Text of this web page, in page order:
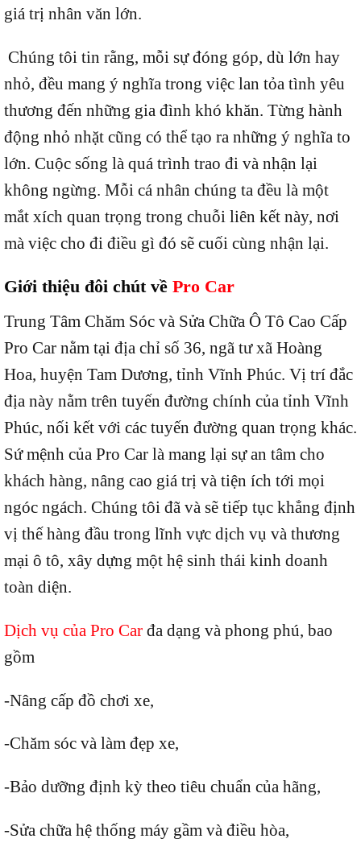
giá trị nhân văn lớn.
Chúng tôi tin rằng, mỗi sự đóng góp, dù lớn hay
nhỏ, đều mang ý nghĩa trong việc lan tỏa tình yêu
thương đến những gia đình khó khăn. Từng hành
động nhỏ nhặt cũng có thể tạo ra những ý nghĩa to
lớn. Cuộc sống là quá trình trao đi và nhận lại
không ngừng. Mỗi cá nhân chúng ta đều là một
mắt xích quan trọng trong chuỗi liên kết này, nơi
mà việc cho đi điều gì đó sẽ cuối cùng nhận lại.
Giới thiệu đôi chút về Pro Car
Trung Tâm Chăm Sóc và Sửa Chữa Ô Tô Cao Cấp
Pro Car nằm tại địa chỉ số 36, ngã tư xã Hoàng
Hoa, huyện Tam Dương, tỉnh Vĩnh Phúc. Vị trí đắc
địa này nằm trên tuyến đường chính của tỉnh Vĩnh
Phúc, nối kết với các tuyến đường quan trọng khác.
Sứ mệnh của Pro Car là mang lại sự an tâm cho
khách hàng, nâng cao giá trị và tiện ích tới mọi
ngóc ngách. Chúng tôi đã và sẽ tiếp tục khẳng định
vị thế hàng đầu trong lĩnh vực dịch vụ và thương
mại ô tô, xây dựng một hệ sinh thái kinh doanh
toàn diện.
Dịch vụ của Pro Car đa dạng và phong phú, bao
gồm
-Nâng cấp đồ chơi xe,
-Chăm sóc và làm đẹp xe,
-Bảo dưỡng định kỳ theo tiêu chuẩn của hãng,
-Sửa chữa hệ thống máy gầm và điều hòa,